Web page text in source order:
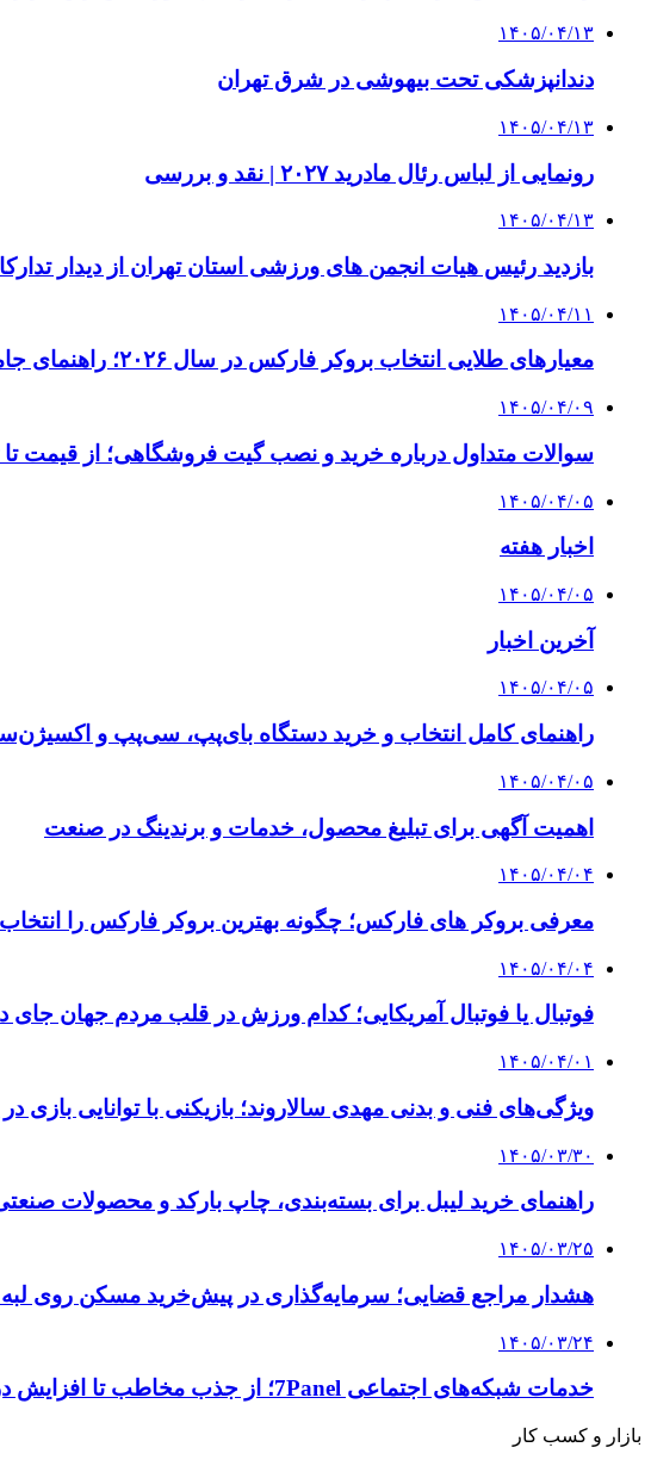
۱۴۰۵/۰۴/۱۳
دندانپزشکی تحت بیهوشی در شرق تهران
۱۴۰۵/۰۴/۱۳
رونمایی از لباس رئال مادرید ۲۰۲۷ | نقد و بررسی
۱۴۰۵/۰۴/۱۳
بازدید رئیس هیات انجمن های ورزشی استان تهران از دیدار
۱۴۰۵/۰۴/۱۱
معیارهای طلایی انتخاب بروکر فارکس در سال ۲۰۲۶؛ راهنمای جامع تریدرهای حرفه‌ای
۱۴۰۵/۰۴/۰۹
سوالات متداول درباره خرید و نصب گیت فروشگاهی؛ از قیمت
۱۴۰۵/۰۴/۰۵
اخبار هفته
۱۴۰۵/۰۴/۰۵
آخرین اخبار
۱۴۰۵/۰۴/۰۵
راهنمای کامل انتخاب و خرید دستگاه بای‌پپ، سی‌پپ و
۱۴۰۵/۰۴/۰۵
اهمیت آگهی برای تبلیغ محصول، خدمات و برندینگ در صنعت
۱۴۰۵/۰۴/۰۴
معرفی بروکر های فارکس؛ چگونه بهترین بروکر فارکس را
۱۴۰۵/۰۴/۰۴
فوتبال یا فوتبال آمریکایی؛ کدام ورزش در قلب مردم جهان جای
۱۴۰۵/۰۴/۰۱
ویژگی‌های فنی و بدنی مهدی سالاروند؛ بازیکنی با توانایی بازی
۱۴۰۵/۰۳/۳۰
راهنمای خرید لیبل برای بسته‌بندی، چاپ بارکد و محصولات
۱۴۰۵/۰۳/۲۵
هشدار مراجع قضایی؛ سرمایه‌گذاری در پیش‌خرید مسکن روی لبه
۱۴۰۵/۰۳/۲۴
خدمات شبکه‌های اجتماعی 7Panel؛ از جذب مخاطب تا افزایش درآمد
بازار و کسب کار